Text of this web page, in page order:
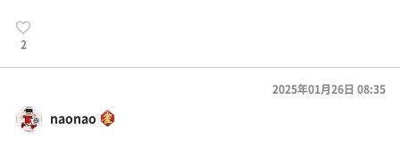
2
naonao
2025年01月26日 08:35